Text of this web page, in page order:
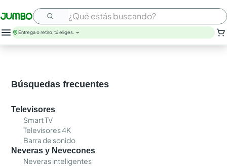
¿Qué estás buscando?
Entrega o retiro, tú eliges.
Búsquedas frecuentes
Televisores
Smart TV
Televisores 4K
Barra de sonido
Neveras y Nevecones
Neveras inteligentes